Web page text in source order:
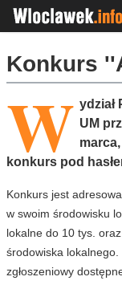
Konkurs
W ydział
UM
konkurs pod
Konkurs jest
w swoim środowisku
lokalne do 10 tys.
środowiska
zgłoszeniowy